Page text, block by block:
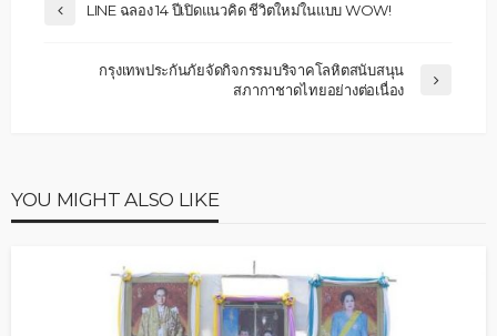
LINE ฉลอง 14 ปีเปิดแนวคิด ชีวิตใหม่ในแบบ WOW!
กรุงเทพประกันภัยจัดกิจกรรมบริจาคโลหิตสนับสนุน
สภากาชาดไทยอย่างต่อเนื่อง
YOU MIGHT ALSO LIKE